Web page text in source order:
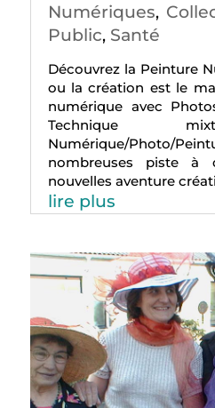
Numériques,
Public, Santé
Découvrez la Peinture
ou la création est le
numérique avec
Technique
Numérique/Photo/
nombreuses piste à
nouvelles aventure
lire plus